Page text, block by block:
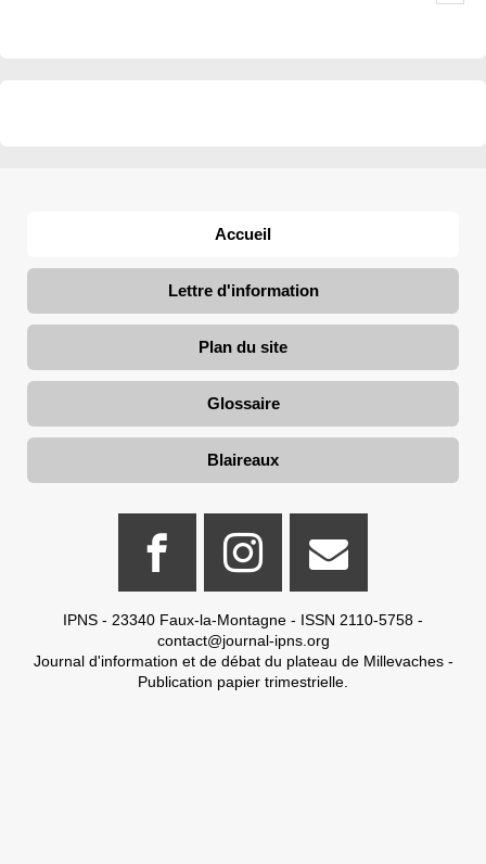
Accueil
Lettre d'information
Plan du site
Glossaire
Blaireaux
IPNS - 23340 Faux-la-Montagne - ISSN 2110-5758 -
contact@journal-ipns.org
Journal d'information et de débat du plateau de Millevaches -
Publication papier trimestrielle.